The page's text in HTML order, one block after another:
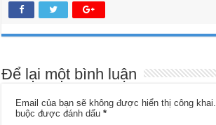
Để lại một bình luận
Email của bạn sẽ không được hiển thị công khai.
buộc được đánh dấu*